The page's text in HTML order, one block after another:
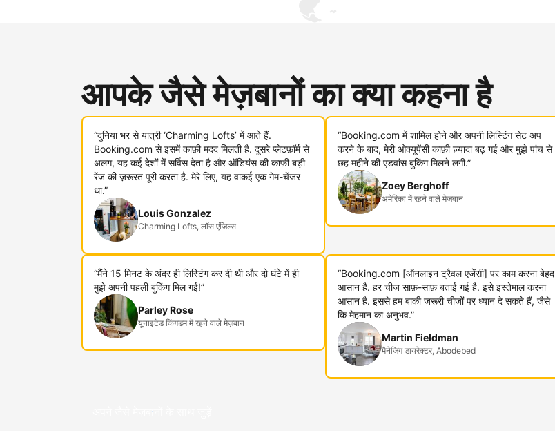
आपके जैसे मेज़बानों का क्या कहना है
“दुनिया भर से यात्री ‘Charming Lofts’ में आते हैं.
Booking.com से इसमें काफ़ी मदद मिलती है. दूसरे प्लेटफ़ॉर्म से
अलग, यह कई देशों में सर्विस देता है और ऑडियंस की काफ़ी बड़ी
रेंज की ज़रूरत पूरी करता है. मेरे लिए, यह वाकई एक गेम-चेंजर
था.”
Louis Gonzalez
Charming Lofts, लॉस एंजिल्स
“Booking.com में शामिल होने और अपनी लिस्टिंग सेट अप
करने के बाद, मेरी ओक्यूपेंसी काफ़ी ज़्यादा बढ़ गई और मुझे पांच से
छह महीने की एडवांस बुकिंग मिलने लगी.”
Zoey Berghoff
अमेरिका में रहने वाले मेज़बान
“मैंने 15 मिनट के अंदर ही लिस्टिंग कर दी थी और दो घंटे में ही
मुझे अपनी पहली बुकिंग मिल गई!”
Parley Rose
यूनाइटेड किंगडम में रहने वाले मेज़बान
“Booking.com [ऑनलाइन ट्रैवल एजेंसी] पर काम करना बेहद
आसान है. हर चीज़ साफ़-साफ़ बताई गई है. इसे इस्तेमाल करना
आसान है. इससे हम बाकी ज़रूरी चीज़ों पर ध्यान दे सकते हैं, जैसे
कि मेहमान का अनुभव.”
Martin Fieldman
मैनेजिंग डायरेक्टर, Abodebed
अपने जैसे मेज़बानों के साथ जुड़ें